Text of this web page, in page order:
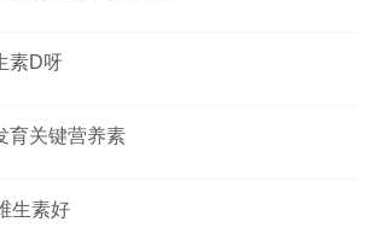
素D呀
育关键营养素
生素好